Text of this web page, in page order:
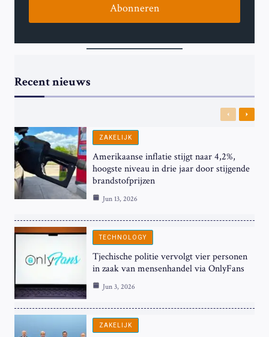
Abonneren
Recent nieuws
Previous
Next
ZAKELIJK
Amerikaanse inflatie stijgt naar 4,2%,
hoogste niveau in drie jaar door stijgende
brandstofprijzen
Jun 13, 2026
TECHNOLOGY
Tjechische politie vervolgt vier personen
in zaak van mensenhandel via OnlyFans
Jun 3, 2026
ZAKELIJK